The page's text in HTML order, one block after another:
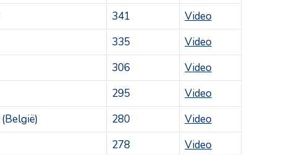
341
Video
335
Video
306
Video
295
Video
280
Video
278
Video